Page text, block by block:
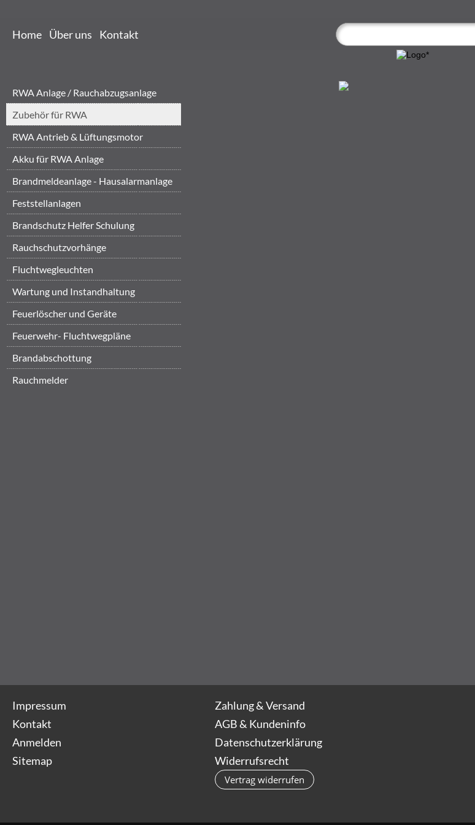
Home Über uns Kontakt
RWA Anlage / Rauchabzugsanlage
Zubehör für RWA
RWA Antrieb & Lüftungsmotor
Akku für RWA Anlage
Brandmeldeanlage - Hausalarmanlage
Feststellanlagen
Brandschutz Helfer Schulung
Brandschut...
‎Rauchschutzvorhänge
Fluchtwegleuchten
Wartung und Instandhaltung
Feuerlöscher und Geräte
Feuerwehr- Fluchtwegpläne
Brandabschottung
Rauchmelder
Impressum
Kontakt
Anmelden
Sitemap
Zahlung & Versand
AGB & Kundeninfo
Datenschutzerklärung
Widerrufsrecht
Vertrag widerrufen